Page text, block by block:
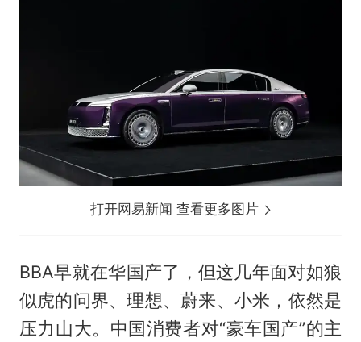
打开网易新闻 查看更多图片
BBA早就在华国产了，但这几年面对如狼
似虎的问界、理想、蔚来、小米，依然是
压力山大。中国消费者对“豪车国产”的主